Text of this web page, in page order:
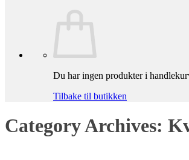
Du har ingen produkter i
Tilbake til butikken
Category Archives: